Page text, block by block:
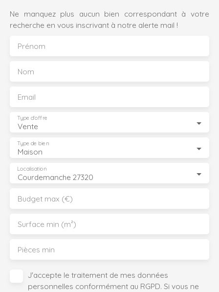
Ne manquez plus aucun bien correspondant à votre
recherche en vous inscrivant à notre alerte mail !
Prénom
Nom
Email
Vente
Type d'offre
Maison
Type de bien
Courdemanche 27320
Localisation
Budget max (€)
Surface min (m²)
Pièces min
J'accepte le traitement de mes données
personnelles conformément au RGPD. Si vous ne